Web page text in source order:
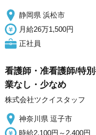
静岡県 浜松市
月給26万1,500円
正社員
看護師・准看護師/特
業なし・少なめ
株式会社ツクイスタッフ
神奈川県 逗子市
時給2,100円～2,400円